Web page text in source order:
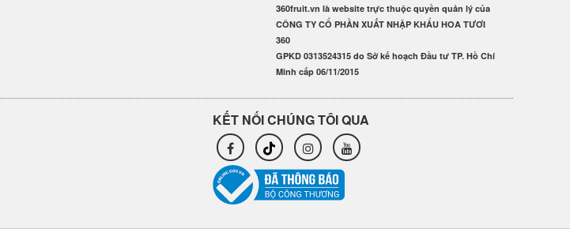
360fruit.vn là website trực thuộc quyền quản lý của
CÔNG TY CỔ PHẦN XUẤT NHẬP KHẨU HOA TƯƠI
360
GPKD 0313524315 do Sở kế hoạch Đầu tư TP. Hồ Chí
Minh cấp 06/11/2015
KẾT NỐI CHÚNG TÔI QUA